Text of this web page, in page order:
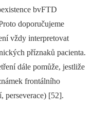
bvFTD
doporučujeme
vždy interpretovat
příznaků pacienta.
dále pomůže, jestliže
frontálního
perseverace) [52].